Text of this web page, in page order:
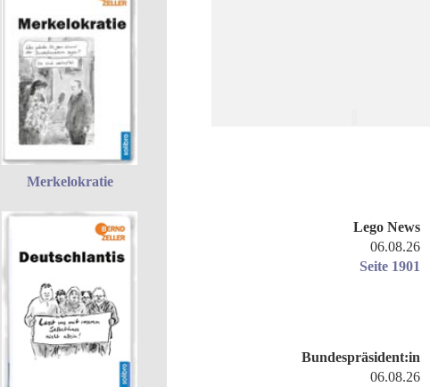
Merkelokratie
Lego News
06.08.26
Seite 1901
Bundespräsident:in
06.08.26